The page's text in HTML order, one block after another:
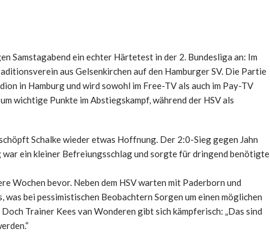
Samstagabend ein echter Härtetest in der 2. Bundesliga an: Im
aus Gelsenkirchen auf den Hamburger SV. Die Partie
in Hamburg und wird sowohl im Free-TV als auch im Pay-TV
wichtige Punkte im Abstiegskampf, während der HSV als
Schalke wieder etwas Hoffnung. Der 2:0-Sieg gegen Jahn
war ein kleiner Befreiungsschlag und sorgte für dringend benötigte
Wochen bevor. Neben dem HSV warten mit Paderborn und
bei pessimistischen Beobachtern Sorgen um einen möglichen
Trainer Kees van Wonderen gibt sich kämpferisch: „Das sind